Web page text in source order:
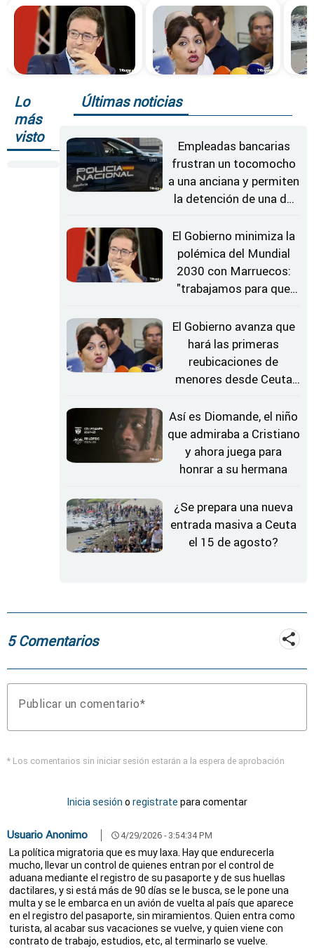
Lo
más
visto
Últimas noticias
Empleadas bancarias
frustran un tocomocho
a una anciana y permiten
la detención de una de
El Gobierno minimiza la
polémica del Mundial
2030 con Marruecos:
"trabajamos para que
El Gobierno avanza que
hará las primeras
reubicaciones de
menores desde Ceuta
Así es Diomande, el niño
que admiraba a Cristiano
y ahora juega para
honrar a su hermana
¿Se prepara una nueva
entrada masiva a Ceuta
el 15 de agosto?
5 Comentarios
Publicar un comentario
* Los comentarios sin iniciar sesión estarán a la espera de aprobación
Inicia sesión o registrate para comentar
Usuario Anonimo schedule 4/29/2026 - 3:54:34 PM
La política migratoria que es muy laxa. Hay que endurecerla
mucho, llevar un control de quienes entran por el control de
aduana mediante el registro de su pasaporte y de sus huellas
dactilares, y si está más de 90 días se le busca, se le pone una
multa y se le embarca en un avión de vuelta al país que aparece
en el registro del pasaporte, sin miramientos. Quien entra como
turista, al acabar sus vacaciones se vuelve, y quien viene con
contrato de trabajo, estudios, etc, al terminarlo se vuelve.